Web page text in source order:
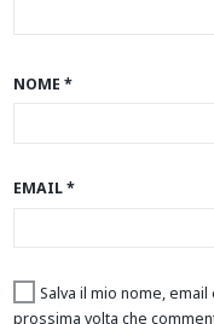
NOME *
EMAIL*
Salva il mio nome,
prossima volta che